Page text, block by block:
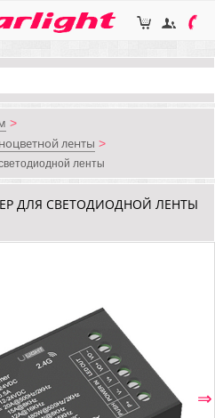
>
ленты >
ленты
ДЛЯ СВЕТОДИОДНОЙ ЛЕНТЫ
⇒